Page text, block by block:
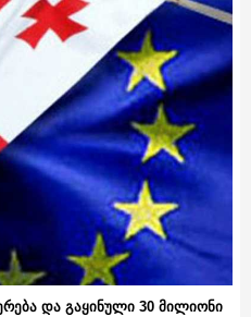
და გაყინული 30 მილიონი